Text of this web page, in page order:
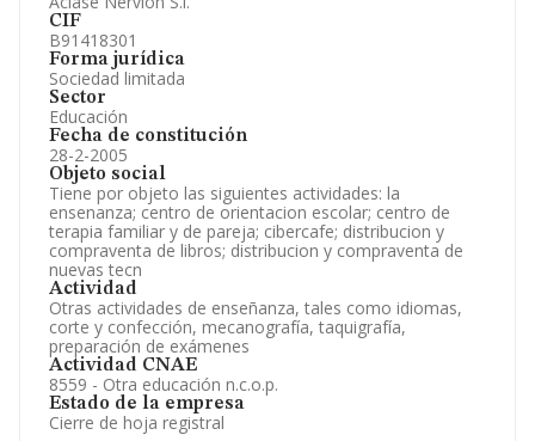
CIF
B91418301
Forma jurídica
Sociedad limitada
Sector
Educación
Fecha de constitución
28-2-2005
Objeto social
Tiene por objeto las siguientes actividades: la
ensenanza; centro de orientacion escolar; centro de
terapia familiar y de pareja; cibercafe; distribucion y
compraventa de libros; distribucion y compraventa de
nuevas tecn
Actividad
Otras actividades de enseñanza, tales como idiomas,
corte y confección, mecanografía, taquigrafía,
preparación de exámenes
Actividad CNAE
8559 - Otra educación n.c.o.p.
Estado de la empresa
Cierre de hoja registral